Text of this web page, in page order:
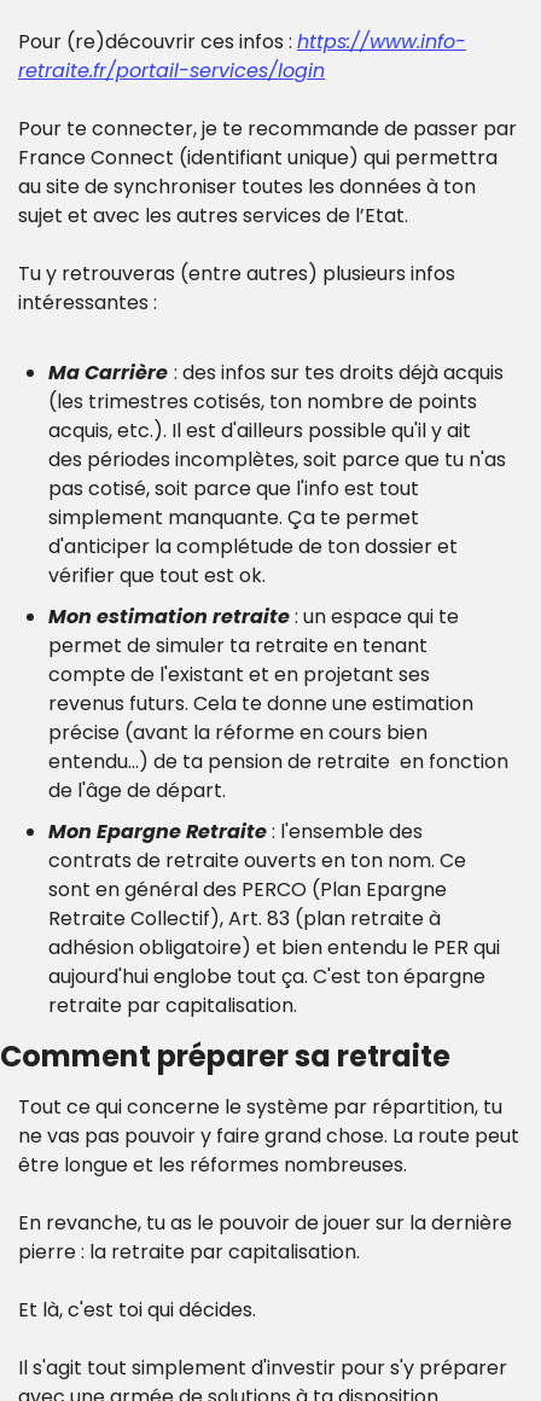
Pour (re)découvrir ces infos : https://www.info-
retraite.fr/portail-services/login
Pour te connecter, je te recommande de passer par
France Connect (identifiant unique) qui permettra
au site de synchroniser toutes les données à ton
sujet et avec les autres services de l’Etat.
Tu y retrouveras (entre autres) plusieurs infos
intéressantes :
Ma Carrière : des infos sur tes droits déjà acquis
(les trimestres cotisés, ton nombre de points
acquis, etc.). Il est d'ailleurs possible qu'il y ait
des périodes incomplètes, soit parce que tu n'as
pas cotisé, soit parce que l'info est tout
simplement manquante. Ça te permet
d'anticiper la complétude de ton dossier et
vérifier que tout est ok.
Mon estimation retraite : un espace qui te
permet de simuler ta retraite en tenant
compte de l'existant et en projetant ses
revenus futurs. Cela te donne une estimation
précise (avant la réforme en cours bien
entendu...) de ta pension de retraite  en fonction
de l'âge de départ.
Mon Epargne Retraite : l'ensemble des
contrats de retraite ouverts en ton nom. Ce
sont en général des PERCO (Plan Epargne
Retraite Collectif), Art. 83 (plan retraite à
adhésion obligatoire) et bien entendu le PER qui
aujourd'hui englobe tout ça. C'est ton épargne
retraite par capitalisation.
Comment préparer sa retraite
Tout ce qui concerne le système par répartition, tu
ne vas pas pouvoir y faire grand chose. La route peut
être longue et les réformes nombreuses.
En revanche, tu as le pouvoir de jouer sur la dernière
pierre : la retraite par capitalisation.
Et là, c'est toi qui décides.
Il s'agit tout simplement d'investir pour s'y préparer